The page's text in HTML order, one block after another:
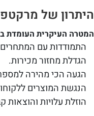
היתרון של
המטרה העיקרית העומדת
התמודדות עם
הגדלת מחזור מכירות.
הגעה הכי מהירה
הנגשת המוצרים
הוזלת עלויות